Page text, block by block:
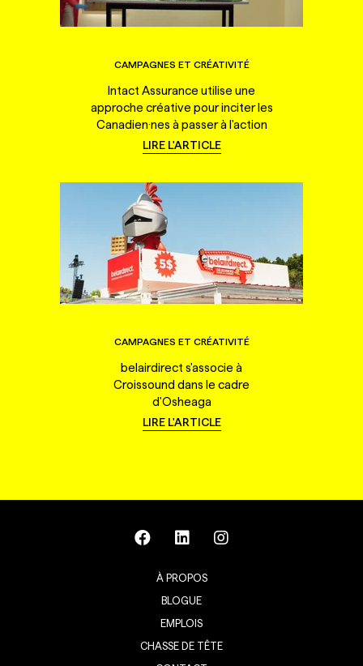
CAMPAGNES ET CRÉATIVITÉ
Intact Assurance utilise une
approche créative pour inciter les
Canadien·nes à passer à l'action
LIRE L'ARTICLE
CAMPAGNES ET CRÉATIVITÉ
belairdirect s'associe à
Croissound dans le cadre
d'Osheaga
LIRE L'ARTICLE
À PROPOS
BLOGUE
EMPLOIS
CHASSE DE TÊTE